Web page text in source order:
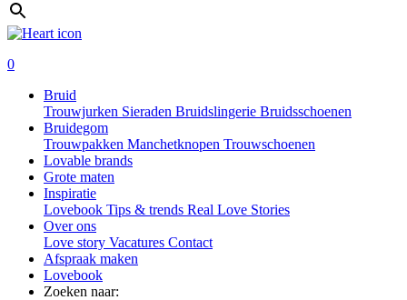
0
Bruid
Trouwjurken Sieraden Bruidslingerie Bruidsschoenen
Bruidegom
Trouwpakken Manchetknopen Trouwschoenen
Lovable brands
Grote maten
Inspiratie
Lovebook Tips & trends Real Love Stories
Over ons
Love story Vacatures Contact
Afspraak maken
Lovebook
Zoeken naar: